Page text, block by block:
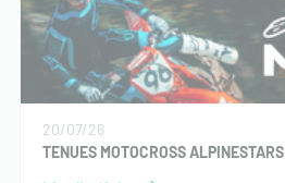
20/07/26
TENUES MOTOCROSS ALPINESTARS